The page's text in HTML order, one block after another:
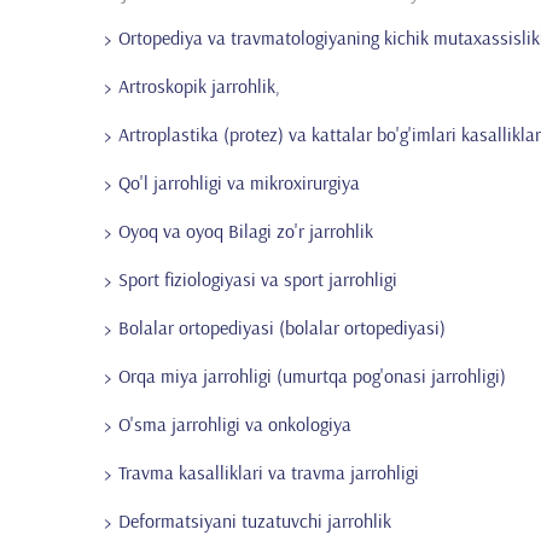
Ortopediya va travmatologiyaning kichik
Artroskopik jarrohlik,
Artroplastika (protez) va kattalar bo'g'imlari
Qo'l jarrohligi va mikroxirurgiya
Oyoq va oyoq Bilagi zo'r jarrohlik
Sport fiziologiyasi va sport jarrohligi
Bolalar ortopediyasi (bolalar ortopediyasi)
Orqa miya jarrohligi (umurtqa pog'onasi jarrohligi)
O'sma jarrohligi va onkologiya
Travma kasalliklari va travma jarrohligi
Deformatsiyani tuzatuvchi jarrohlik